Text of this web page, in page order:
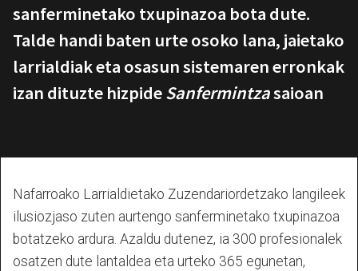
sanferminetako txupinazoa bota dute.
Talde handi baten urte osoko lana, jaietako
larrialdiak eta osasun sistemaren erronkak
izan dituzte hizpideSanfermintzasaioan
Nafarroako Larrialdietako Zuzendariordetzako langileek
ilusiozjaso zuten aurtengo sanferminetako txupinazoa
botatzeko ardura. Azaldu dutenez, ia 300 profesionalek
osatzen dute lantaldea eta urteko 365 egunetan,